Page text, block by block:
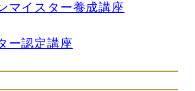
マイスター養成講座
ー認定講座